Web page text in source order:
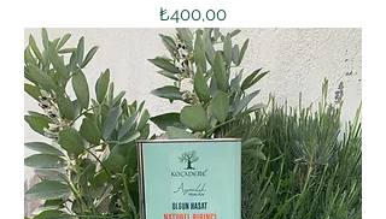
Fiyat
₺400,00